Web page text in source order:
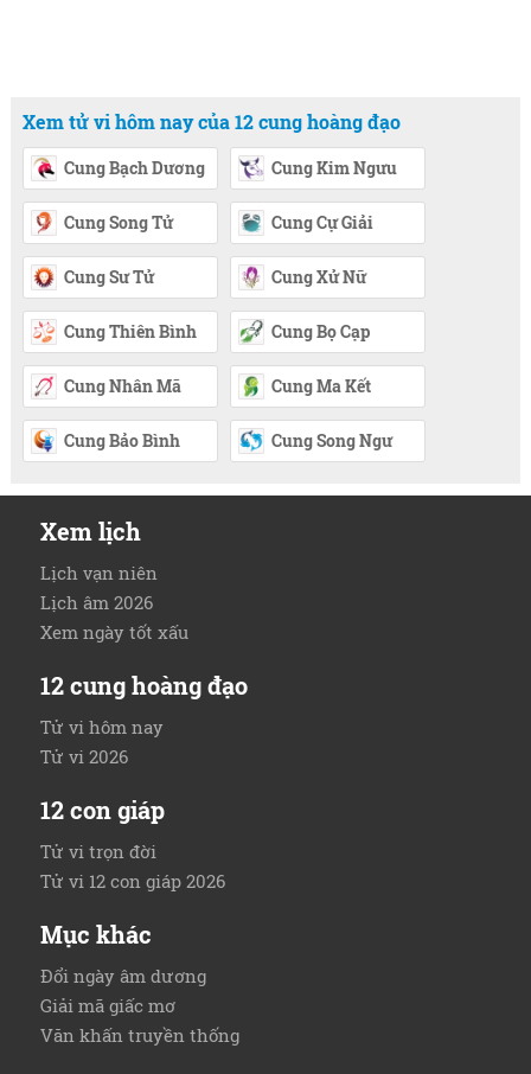
Xem tử vi hôm nay của 12 cung hoàng đạo
Cung Bạch Dương Cung Kim Ngưu
Cung Song Tử Cung Cự Giải
Cung Sư Tử Cung Xử Nữ
Cung Thiên Bình Cung Bọ Cạp
Cung Nhân Mã Cung Ma Kết
Cung Bảo Bình Cung Song Ngư
Xem lịch
Lịch vạn niên
Lịch âm 2026
Xem ngày tốt xấu
12 cung hoàng đạo
Tử vi hôm nay
Tử vi 2026
12 con giáp
Tử vi trọn đời
Tử vi 12 con giáp 2026
Mục khác
Đổi ngày âm dương
Giải mã giấc mơ
Văn khấn truyền thống